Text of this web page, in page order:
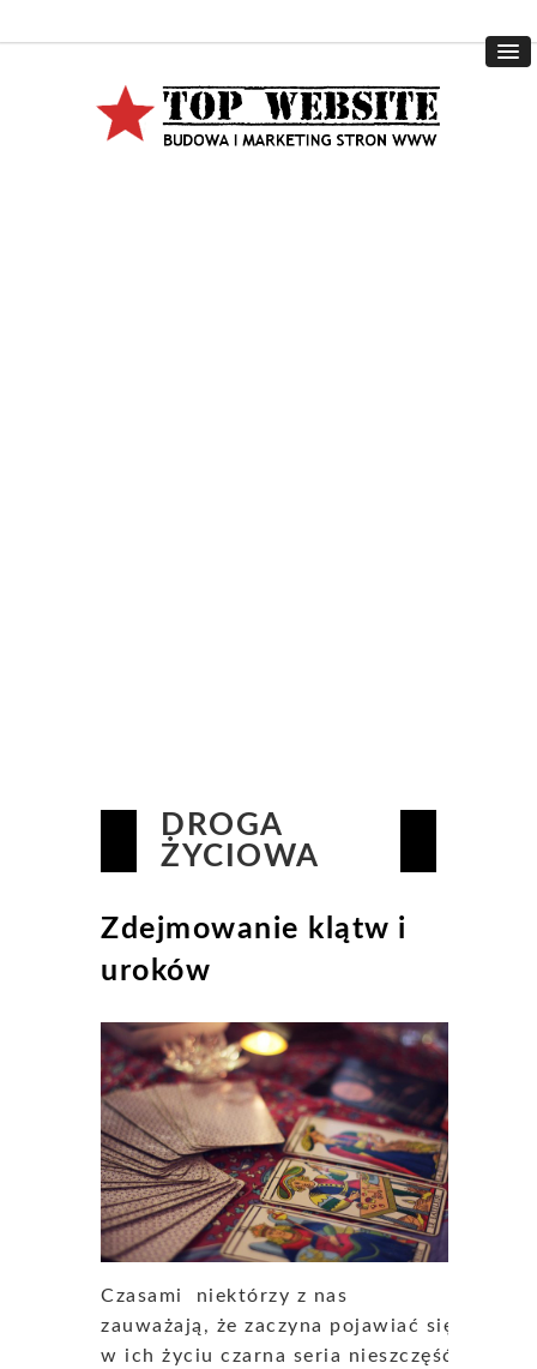
DROGA
ŻYCIOWA
Zdejmowanie klątw i
uroków
Czasami niektórzy z nas
zauważają, że zaczyna pojawiać się
w ich życiu czarna seria nieszczęść.